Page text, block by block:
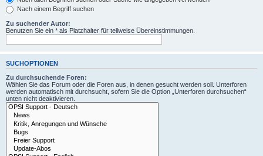
Nach einem Begriff suchen
Zu suchender Autor:
Benutzen Sie ein * als Platzhalter für teilweise Übereinstimmungen.
SUCHOPTIONEN
Zu durchsuchende Foren:
Wählen Sie das Forum oder die Foren aus, in denen gesucht werden soll. Unterforen
werden automatisch mit durchsucht, sofern Sie die Option „Unterforen durchsuchen“
unten nicht deaktivieren.